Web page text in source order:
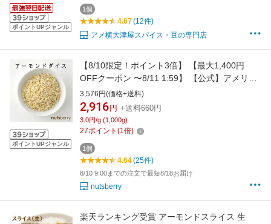
ポイントUPジャンル
1個
4.67(12件)
アメ横大津屋スパイス・豆の専門店
ポイントUPジャンル
【8/10限定！ポイント3倍】 【最大1,400円
OFFクーポン 〜8/11 1:59】 【公式】アメリカ
産 アーモンドダイス (16割) ≪1kg≫ ブランチ
アーモンド ホームベーカリー アーモンド ベー
カリー ダイス 製菓材料 グラノーラ ナッツ 低糖
質 糖質制限 ロカボ クッキー ケーキ
3,576円(価格+送料)
2,916 円 +送料660円
3.0円/g (1,000g)
27ポイント (1倍)
1個
4.64(25件)
8/10 9:00までの注文で最短8/18お届け
nutsberry
楽天ランキング受賞 アーモンドスライス 生